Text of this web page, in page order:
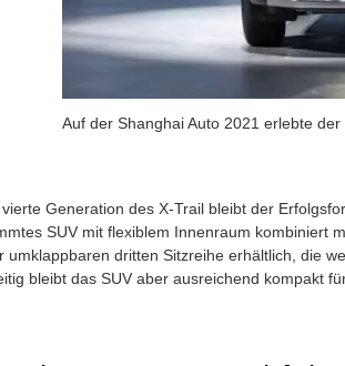
Auf der Shanghai Auto 2021 erlebte
Generation des X-Trail bleibt der
SUV mit flexiblem Innenraum kombiniert
umklappbaren dritten Sitzreihe erhältlich, die
bleibt das SUV aber ausreichend kompakt